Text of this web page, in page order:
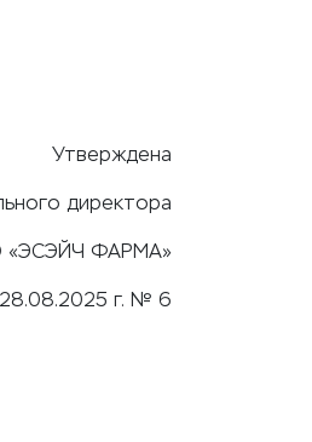
Утверждена
директора
ФАРМА»
г. № 6